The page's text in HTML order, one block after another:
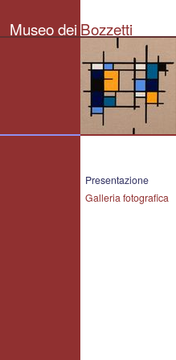
Bozzetti
"Pierluigi
Museo dei Bozzetti
Presentazione
Galleria fotografica